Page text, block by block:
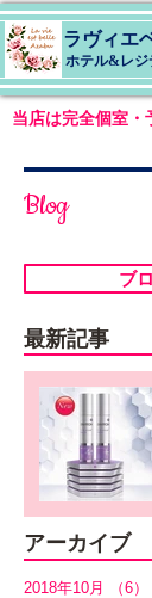
ラヴィエ
ホテル&レジ
当店は完全個室・
Blog
ブ
最新記事
アーカイブ
2018年10月 （6）